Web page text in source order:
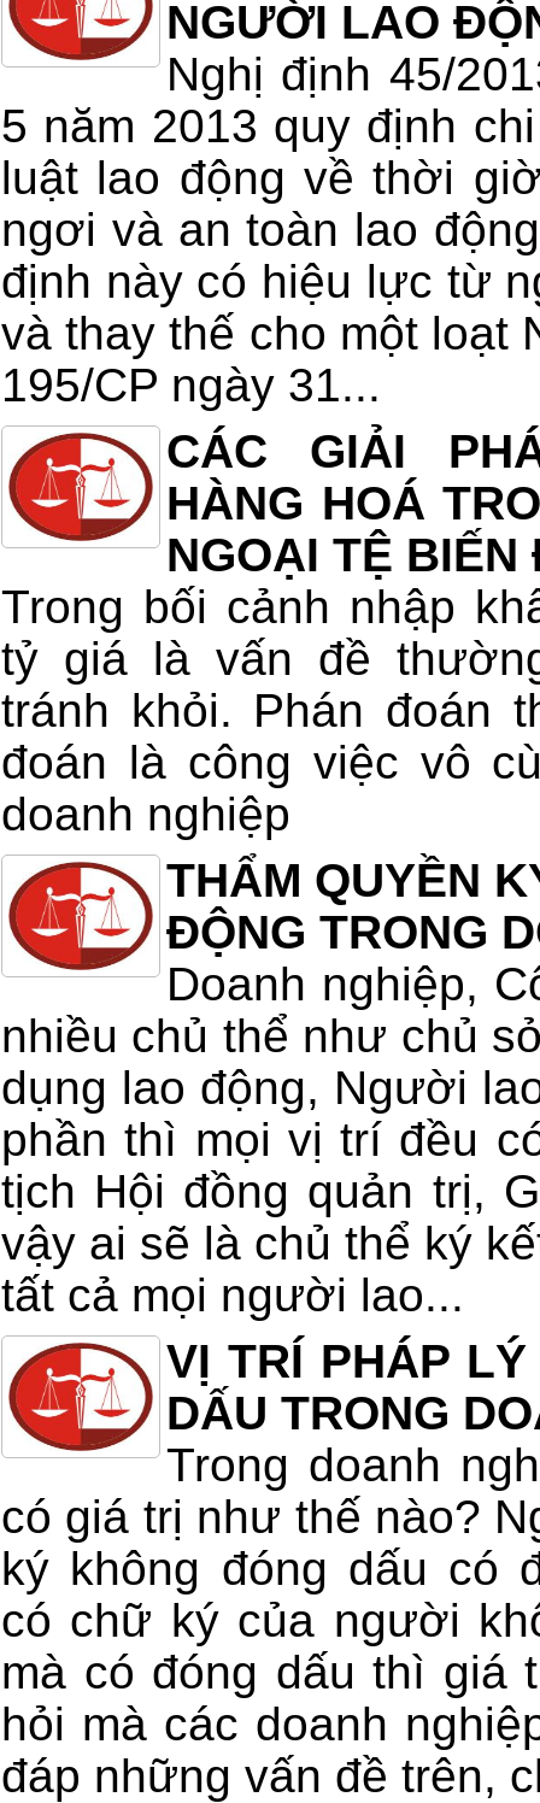
NGƯỜI LAO
Nghị định 45/
5 năm 2013 quy định
luật lao động về thời
ngơi và an toàn lao
định này có hiệu lực từ
và thay thế cho một loạt
195/CP ngày 31...
CÁC GIẢI
HÀNG HOÁ
NGOẠI TỆ BIẾN
Trong bối cảnh nhập
tỷ giá là vấn đề
tránh khỏi. Phán đoán
đoán là công việc vô
doanh nghiệp
THẨM QUYỀN
ĐỘNG TRONG
Doanh nghiệp,
nhiều chủ thể như chủ
dụng lao động, Người
phần thì mọi vị trí đều
tịch Hội đồng quản trị,
vậy ai sẽ là chủ thể ký
tất cả mọi người lao...
VỊ TRÍ PHÁP
DẤU TRONG
Trong doanh
có giá trị như thế nào?
ký không đóng dấu có
có chữ ký của người
mà có đóng dấu thì giá
hỏi mà các doanh
đáp những vấn đề trên,